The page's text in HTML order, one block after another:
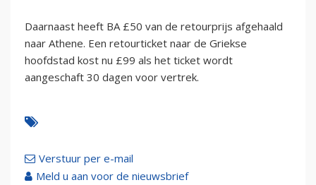
Daarnaast heeft BA £50 van de retourprijs afgehaald
naar Athene. Een retourticket naar de Griekse
hoofdstad kost nu £99 als het ticket wordt
aangeschaft 30 dagen voor vertrek.
Verstuur per e-mail
Meld u aan voor de nieuwsbrief